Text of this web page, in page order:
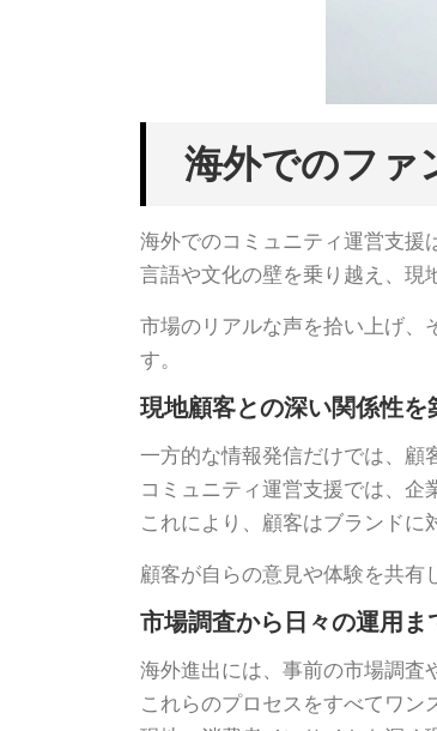
海外でのファ
海外でのコミュニティ運営支援
言語や文化の壁を乗り越え、現
市場のリアルな声を拾い上げ、
す。
現地顧客との深い関係性
一方的な情報発信だけでは、顧
コミュニティ運営支援では、企
これにより、顧客はブランドに
顧客が自らの意見や体験を共有
市場調査から日々の運用
海外進出には、事前の市場調査
これらのプロセスをすべてワン